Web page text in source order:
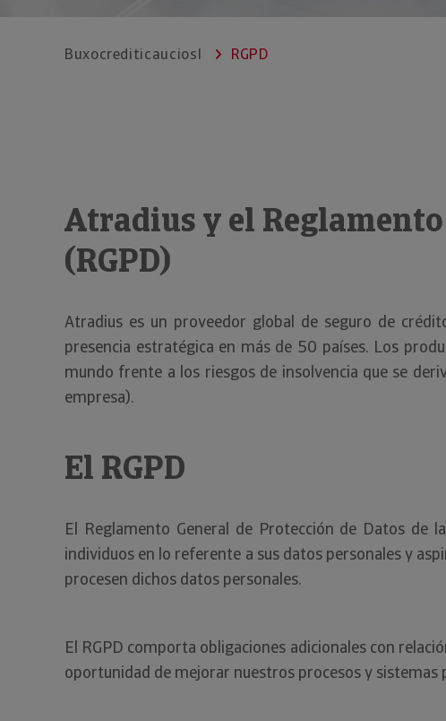
Buxocrediticauciosl RGPD
Atradius y el Reglamento
(RGPD)
Atradius es un proveedor global de seguro de
presencia estratégica en más de 50 países. Los
mundo frente a los riesgos de insolvencia que se
empresa).
El RGPD
El Reglamento General de Protección de Datos de
individuos en lo referente a sus datos personales y
procesen dichos datos personales.
El RGPD comporta obligaciones adicionales con
oportunidad de mejorar nuestros procesos y sistemas